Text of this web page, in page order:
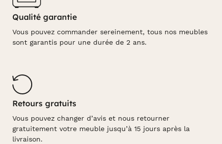
Qualité garantie
Vous pouvez commander sereinement, tous nos meubles
sont garantis pour une durée de 2 ans.
Retours gratuits
Vous pouvez changer d’avis et nous retourner
gratuitement votre meuble jusqu’à 15 jours après la
livraison.